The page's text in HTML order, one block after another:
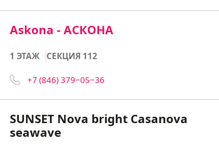
Askona - АСКОНА
1 ЭТАЖ СЕКЦИЯ 112
+7 (846) 379‒05‒36
SUNSET Nova bright Casanova
seawave